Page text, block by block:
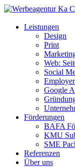
Leistungen
Design
Print
Web:
Social
Google
Förderungen
BAFA
KMU
SME
Referenzen
Über uns